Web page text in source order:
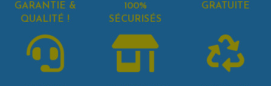
GARANTIE &
QUALITÉ !
100%
SÉCURISÉS
GRATUITE